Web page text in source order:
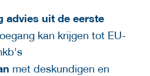
advies uit de eerste
kan krijgen tot EU-
met deskundigen en